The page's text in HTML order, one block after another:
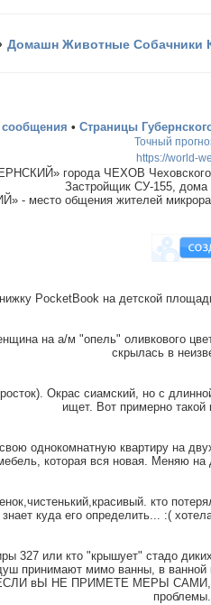
Домашн Животные Собачники
• Страницы
Точный
https://world-
города ЧЕХОВ
Застройщик СУ-155,
- место общения жителей
PocketBook на детской
на а/м "опель" оливкового
скрылась в
Окрас сиамский, но с
ищет. Вот примерно такой
однокомнатную квартиру на
которая вся новая. Меняю
кто
куда его определить... :(
327 или кто "крышует" стадо
мимо ванны, в ванной
ЕСЛИ вЫ НЕ ПРИМЕТЕ МЕРЫ